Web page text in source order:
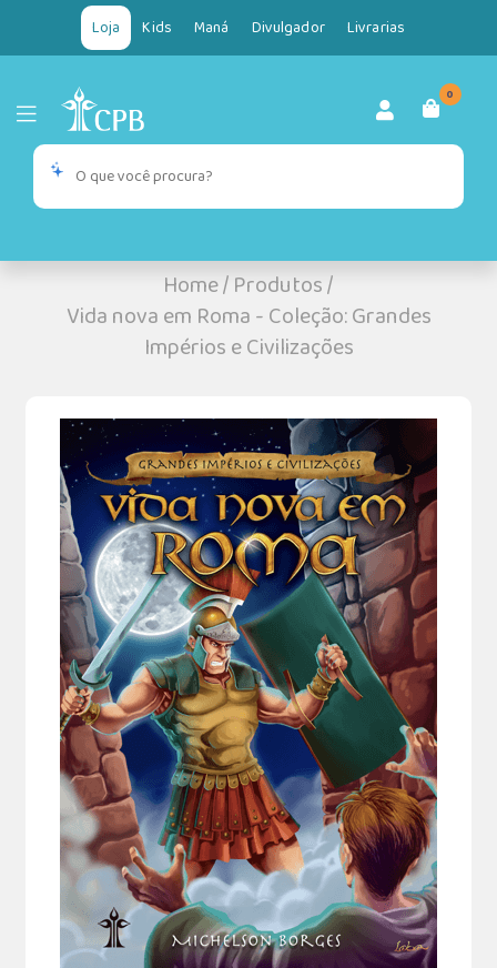
Loja Kids Maná Divulgador Livrarias
0
Home/Produtos/
Vida nova em Roma - Coleção: Grandes
Impérios e Civilizações